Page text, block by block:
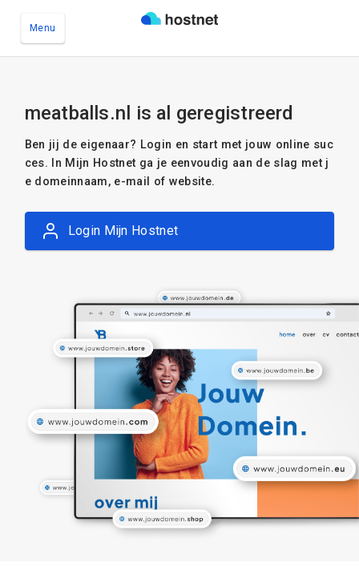
Menu
meatballs.nl is al geregistreerd
Ben jij de eigenaar? Login en start met jouw online suc
ces. In Mijn Hostnet ga je eenvoudig aan de slag met j
e domeinnaam, e-mail of website.
Login Mijn Hostnet